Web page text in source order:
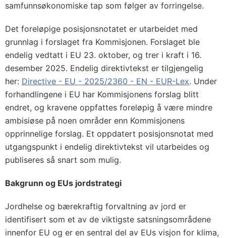
samfunnsøkonomiske tap som følger av forringelse.
Det foreløpige posisjonsnotatet er utarbeidet med
grunnlag i forslaget fra Kommisjonen. Forslaget ble
endelig vedtatt i EU 23. oktober, og trer i kraft i 16.
desember 2025. Endelig direktivtekst er tilgjengelig
her: Directive - EU - 2025/2360 - EN - EUR-Lex. Under
forhandlingene i EU har Kommisjonens forslag blitt
endret, og kravene oppfattes foreløpig å være mindre
ambisiøse på noen områder enn Kommisjonens
opprinnelige forslag. Et oppdatert posisjonsnotat med
utgangspunkt i endelig direktivtekst vil utarbeides og
publiseres så snart som mulig.
Bakgrunn og EUs jordstrategi
Jordhelse og bærekraftig forvaltning av jord er
identifisert som et av de viktigste satsningsområdene
innenfor EU og er en sentral del av EUs visjon for klima,